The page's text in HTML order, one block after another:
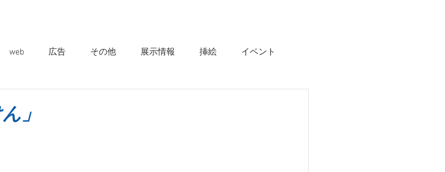
web 広告 その他 展示情報 挿絵 イベント
」